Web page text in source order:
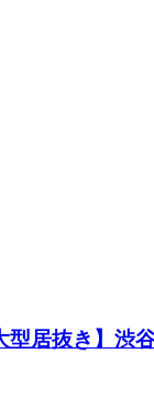
型居抜き】渋